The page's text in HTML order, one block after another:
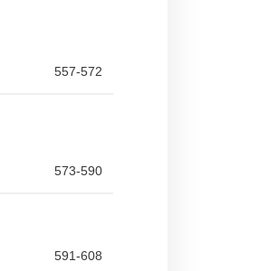
557-572
573-590
591-608